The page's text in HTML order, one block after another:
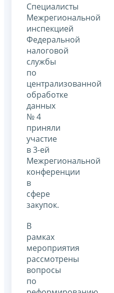
Специалисты
Межрегиональной
инспекцией
Федеральной
налоговой
службы
по
централизованной
обработке
данных
№ 4
приняли
участие
в 3-ей
Межрегиональной
конференции
в
сфере
закупок.
В
рамках
мероприятия
рассмотрены
вопросы
по